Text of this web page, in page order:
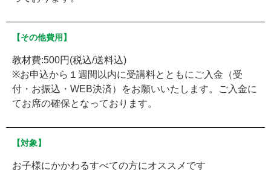
【その他費用】
教材費:500円(税込/送料込)
※お申込から１週間以内に受講料とともにご入金（受
付・お振込・WEB決済）をお願いいたします。ご入金に
てお席の確保となっております。
【対象】
お子様にかかわるすべての方にオススメです